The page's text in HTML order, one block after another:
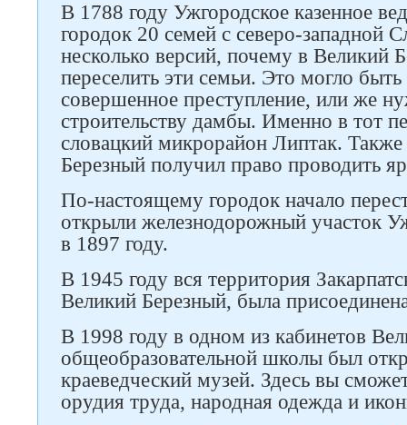
В 1788 году Ужгородское казенное
городок 20 семей с северо-западной
несколько версий, почему в Великий
переселить эти семьи. Это могло быть
совершенное преступление, или же
строительству дамбы. Именно в тот
словацкий микрорайон Липтак.
Березный получил право проводить
По-настоящему городок начало
открыли железнодорожный участок
в 1897 году.
В 1945 году вся территория
Великий Березный, была
В 1998 году в одном из кабинетов
общеобразовательной школы был
краеведческий музей. Здесь вы
орудия труда, народная одежда и
Следите за нами в соцсетях